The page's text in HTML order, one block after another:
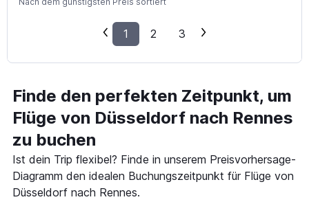
1 2 3
Finde den perfekten Zeitpunkt, um
Flüge von Düsseldorf nach Rennes
zu buchen
Ist dein Trip flexibel? Finde in unserem Preisvorhersage-
Diagramm den idealen Buchungszeitpunkt für Flüge von
Düsseldorf nach Rennes.